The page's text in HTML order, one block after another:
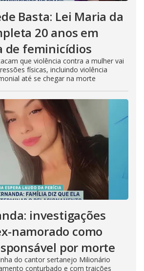
Basta: Lei Maria da
20 anos em
de feminicídios
que violência contra a mulher vai
físicas, incluindo violência
até se chegar na morte
investigações
namorado como
por morte
do cantor sertanejo Milionário
conturbado e com traições